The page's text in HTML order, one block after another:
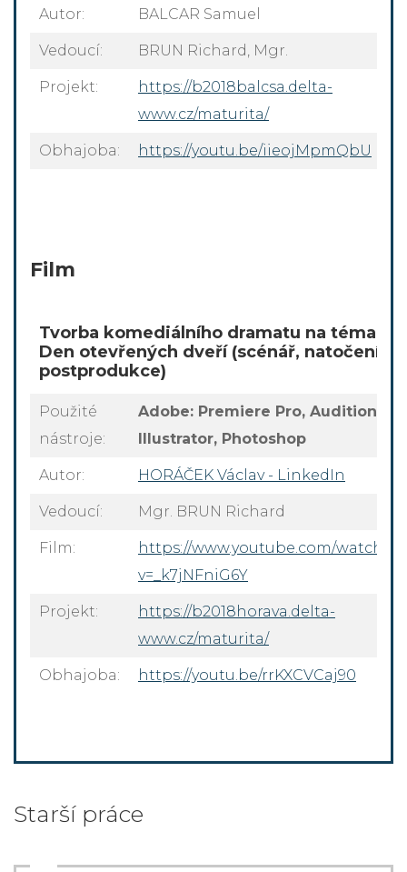
Autor: BALCAR Samuel
Vedoucí: BRUN Richard, Mgr.
Projekt:
https://b2018balcsa.delta-
www.cz/maturita/
Obhajoba: https://youtu.be/iieojMpmQbU
Film
Tvorba komediálního dramatu na téma
Den otevřených dveří (scénář, natočení,
postprodukce)
Použité
nástroje:
Adobe: Premiere Pro, Audition,
Illustrator, Photoshop
Autor: HORÁČEK Václav - LinkedIn
Vedoucí: Mgr. BRUN Richard
Film:
https://www.youtube.com/watch?
v=_k7jNFniG6Y
Projekt:
https://b2018horava.delta-
www.cz/maturita/
Obhajoba: https://youtu.be/rrKXCVCaj90
Starší práce